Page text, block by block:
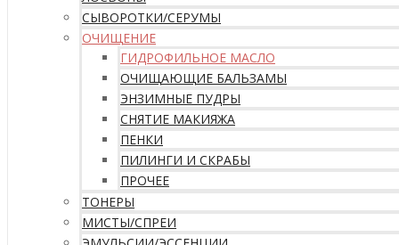
СЫВОРОТКИ/СЕРУМЫ
ОЧИЩЕНИЕ
ГИДРОФИЛЬНОЕ МАСЛО
ОЧИЩАЮЩИЕ БАЛЬЗАМЫ
ЭНЗИМНЫЕ ПУДРЫ
СНЯТИЕ МАКИЯЖА
ПЕНКИ
ПИЛИНГИ И СКРАБЫ
ПРОЧЕЕ
ТОНЕРЫ
МИСТЫ/СПРЕИ